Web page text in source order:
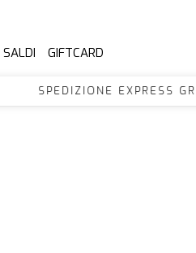
SALDI GIFTCARD
SPEDIZIONE